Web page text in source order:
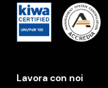
Lavora con noi